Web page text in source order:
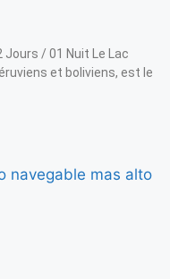
Jours / 01 Nuit Le Lac
et boliviens, est le